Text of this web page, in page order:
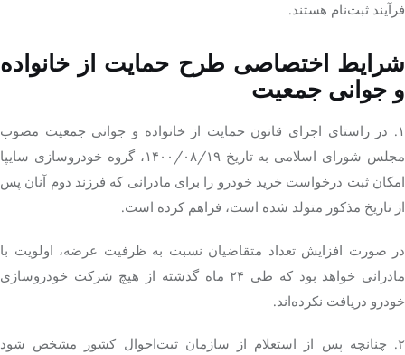
فرآیند ثبت‌نام هستند.
شرایط اختصاصی طرح حمایت از خانواده
و جوانی جمعیت
۱. در راستای اجرای قانون حمایت از خانواده و جوانی جمعیت مصوب
مجلس شورای اسلامی به تاریخ ۱۴۰۰/۰۸/۱۹، گروه خودروسازی سایپا
امکان ثبت درخواست خرید خودرو را برای مادرانی که فرزند دوم آنان پس
از تاریخ مذکور متولد شده است، فراهم کرده است.
در صورت افزایش تعداد متقاضیان نسبت به ظرفیت عرضه، اولویت با
مادرانی خواهد بود که طی ۲۴ ماه گذشته از هیچ شرکت خودروسازی
خودرو دریافت نکرده‌اند.
۲. چنانچه پس از استعلام از سازمان ثبت‌احوال کشور مشخص شود